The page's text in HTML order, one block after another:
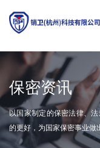
保密资讯
以国家制定的保密法律、
的更好，为国家保密事业做